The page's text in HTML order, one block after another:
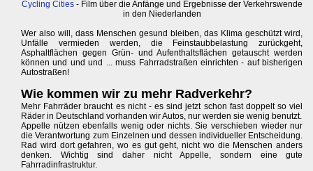
Cycling Cities- Film über die Anfänge und Ergebnisse der Verkehrswende
in den Niederlanden
Wer also will, dass Menschen gesund bleiben, das Klima geschützt wird,
Unfälle vermieden werden, die Feinstaubbelastung zurückgeht,
Asphaltflächen gegen Grün- und Aufenthaltsflächen getauscht werden
können und und und ... muss Fahrradstraßen einrichten - auf bisherigen
Autostraßen!
Wie kommen wir zu mehr Radverkehr?
Mehr Fahrräder braucht es nicht - es sind jetzt schon fast doppelt so viel
Räder in Deutschland vorhanden wir Autos, nur werden sie wenig benutzt.
Appelle nützen ebenfalls wenig oder nichts. Sie verschieben wieder nur
die Verantwortung zum Einzelnen und dessen individueller Entscheidung.
Rad wird dort gefahren, wo es gut geht, nicht wo die Menschen anders
denken. Wichtig sind daher nicht Appelle, sondern eine gute
Fahrradinfrastruktur.